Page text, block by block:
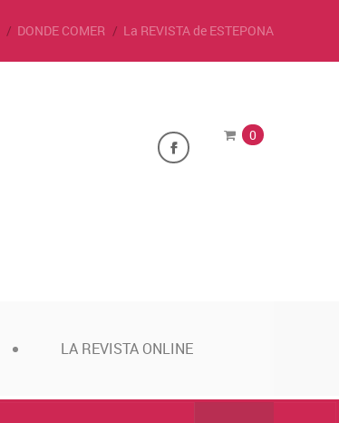
DONDE COMER La REVISTA de ESTEPONA
0
LA REVISTA ONLINE